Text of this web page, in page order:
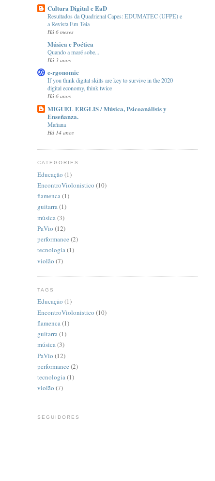
Cultura Digital e EaD
Resultados da Quadrienal Capes: EDUMATEC (UFPE) e
a Revista Em Teia
Há 6 meses
Música e Poética
Quando a maré sobe...
Há 3 anos
e-rgonomic
If you think digital skills are key to survive in the 2020
digital economy, think twice
Há 6 anos
MIGUEL ERGLIS / Música, Psicoanálisis y
Enseñanza.
Mañana
Há 14 anos
CATEGORIES
Educação (1)
EncontroViolonistico (10)
flamenca(1)
guitarra(1)
música (3)
PaVio (12)
performance (2)
tecnologia(1)
violão (7)
TAGS
Educação (1)
EncontroViolonistico (10)
flamenca(1)
guitarra(1)
música(3)
PaVio (12)
performance (2)
tecnologia(1)
violão (7)
SEGUIDORES